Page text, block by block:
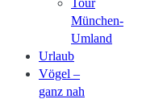
München-
Umland
Urlaub
Vögel –
ganz nah